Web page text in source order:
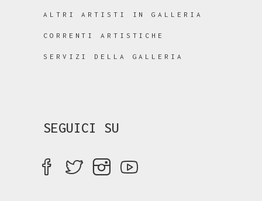
ALTRI ARTISTI IN GALLERIA
CORRENTI ARTISTICHE
SERVIZI DELLA GALLERIA
SEGUICI SU